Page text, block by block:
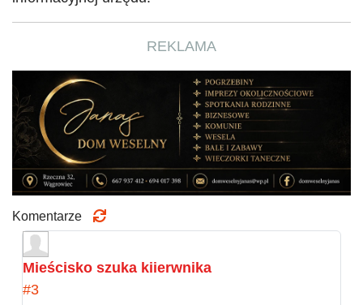
REKLAMA
Komentarze
Mieścisko szuka kiierwnika
#3